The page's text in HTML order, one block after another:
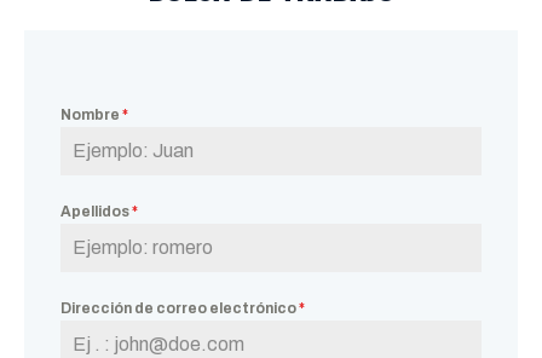
Nombre *
Apellidos*
Dirección de correo electrónico*